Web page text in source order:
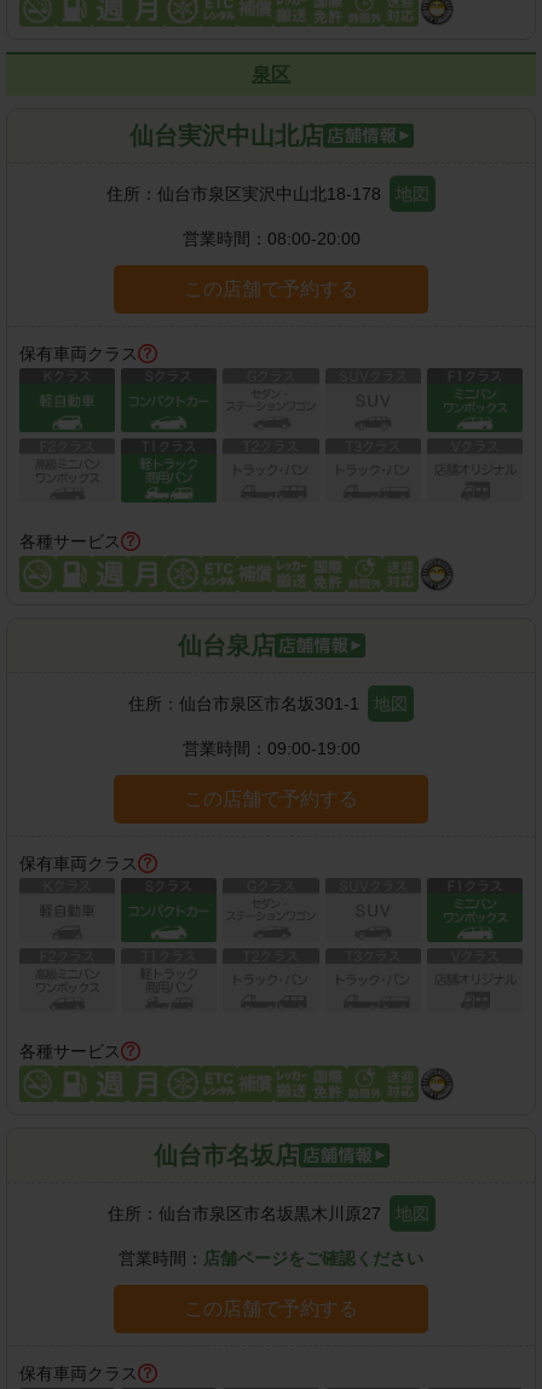
泉区
仙台実沢中山北店
住所： 仙台市泉区実沢中山北18-178 地図
営業時間： 08:00-20:00
この店舗で予約する
保有車両クラス
各種サービス
仙台泉店
住所： 仙台市泉区市名坂301-1 地図
営業時間： 09:00-19:00
この店舗で予約する
保有車両クラス
各種サービス
仙台市名坂店
住所： 仙台市泉区市名坂黒木川原27 地図
営業時間： 店舗ページをご確認ください
この店舗で予約する
保有車両クラス